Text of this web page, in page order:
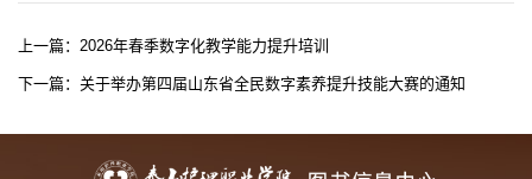
上一篇： 2026年春季数字化教学能力提升培训
下一篇： 关于举办第四届山东省全民数字素养提升技能大赛的通知